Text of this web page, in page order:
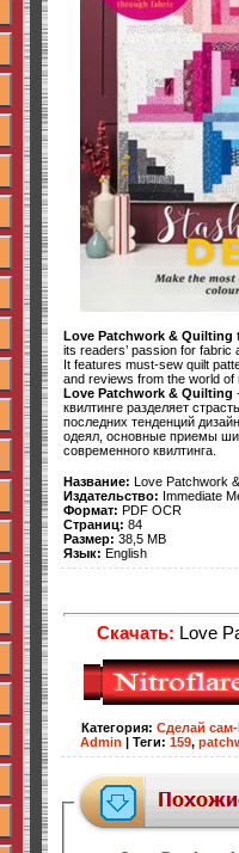
Love Patchwork & Quilting
its readers’ passion for
It features must-sew quilt
and reviews from the world of
Love Patchwork & Quilting
квилтинге разделяет
последних тенденций
одеял, основные приемы
современного квилтинга.
Название: Love Patchwork
Издательство: Immediate
Формат: PDF OCR
Страниц: 84
Размер: 38,5 MB
Язык: English
Скачать: Love
Категория: Сделай
Admin
Теги: 159,